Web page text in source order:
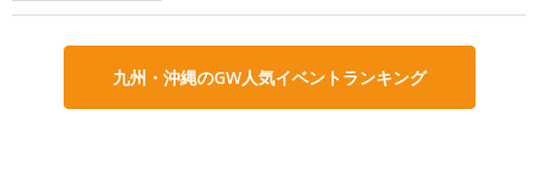
九州・沖縄のGW人気イベントランキング